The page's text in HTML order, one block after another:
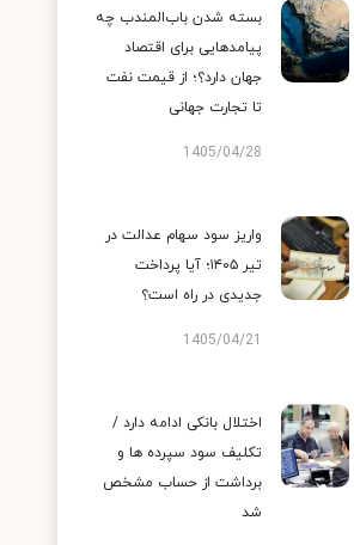
بسته شدن باب‌المندب چه
پیامدهایی برای اقتصاد
جهان دارد؟؛ از قیمت نفت
تا تجارت جهانی
1405/04/28
واریز سود سهام عدالت در
تیر ۱۴۰۵؛ آیا پرداخت
جدیدی در راه است؟
1405/04/21
اختلال بانکی ادامه دارد /
تکلیف سود سپرده ها و
برداشت از حساب مشخص
شد